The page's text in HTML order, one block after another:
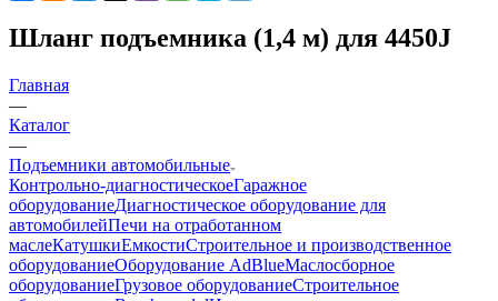
Шланг подъемника (1,4 м) для 4450J
Главная
—
Каталог
—
Подъемники автомобильные
Контрольно-диагностическоеГаражное
оборудованиеДиагностическое оборудование для
автомобилейПечи на отработанном
маслеКатушкиЕмкостиСтроительное и производственное
оборудованиеОборудование AdBlueМаслосборное
оборудованиеГрузовое оборудованиеСтроительное